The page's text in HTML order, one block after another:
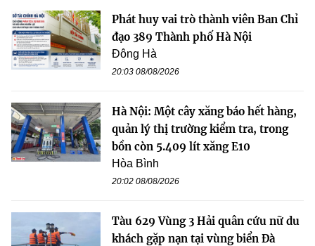
Phát huy vai trò thành viên Ban Chỉ
đạo 389 Thành phố Hà Nội
Đông Hà
20:03 08/08/2026
Hà Nội: Một cây xăng báo hết hàng,
quản lý thị trường kiểm tra, trong
bồn còn 5.409 lít xăng E10
Hòa Bình
20:02 08/08/2026
Tàu 629 Vùng 3 Hải quân cứu nữ du
khách gặp nạn tại vùng biển Đà